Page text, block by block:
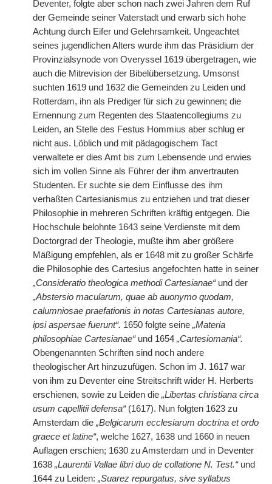
Deventer, folgte aber schon nach zwei Jahren dem Ruf
der Gemeinde seiner Vaterstadt und erwarb sich hohe
Achtung durch Eifer und Gelehrsamkeit. Ungeachtet
seines jugendlichen Alters wurde ihm das Präsidium der
Provinzialsynode von Overyssel 1619 übergetragen, wie
auch die Mitrevision der Bibelübersetzung. Umsonst
suchten 1619 und 1632 die Gemeinden zu Leiden und
Rotterdam, ihn als Prediger für sich zu gewinnen; die
Ernennung zum Regenten des Staatencollegiums zu
Leiden, an Stelle des Festus Hommius aber schlug er
nicht aus. Löblich und mit pädagogischem Tact
verwaltete er dies Amt bis zum Lebensende und erwies
sich im vollen Sinne als Führer der ihm anvertrauten
Studenten. Er suchte sie dem Einflusse des ihm
verhaßten Cartesianismus zu entziehen und trat dieser
Philosophie in mehreren Schriften kräftig entgegen. Die
Hochschule belohnte 1643 seine Verdienste mit dem
Doctorgrad der Theologie, mußte ihm aber größere
Mäßigung empfehlen, als er 1648 mit zu großer Schärfe
die Philosophie des Cartesius angefochten hatte in seiner
„Consideratio theologica methodi Cartesianae“und der
„Abstersio macularum, quae ab auonymo quodam,
calumniosae praefationis in notas Cartesianas autore,
ipsi aspersae fuerunt“. 1650 folgte seine „Materia
philosophiae Cartesianae“und 1654 „Cartesiomania“.
Obengenannten Schriften sind noch andere
theologischer Art hinzuzufügen. Schon im J. 1617 war
von ihm zu Deventer eine Streitschrift wider H. Herberts
erschienen, sowie zu Leiden die „Libertas christiana circa
usum capellitii defensa“(1617). Nun folgten 1623 zu
Amsterdam die „Belgicarum ecclesiarum doctrina et ordo
graece et latine“, welche 1627, 1638 und 1660 in neuen
Auflagen erschien; 1630 zu Amsterdam und in Deventer
1638 „Laurentii Vallae libri duo de collatione N. Test.“und
1644 zu Leiden: „Suarez repurgatus, sive syllabus